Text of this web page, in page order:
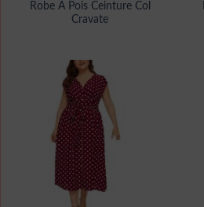
Robe A Pois Ceinture Col
Cravate